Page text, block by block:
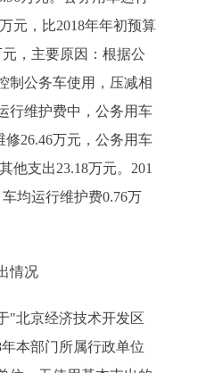
元，比2018年年初预算
元，主要原因：根据公
制公务车使用，压减相
行维护费中，公务用车
修26.46万元，公务用车
他支出23.18万元。201
均运行维护费0.76万
情况
京经济技术开发区
本部门所属行政单位